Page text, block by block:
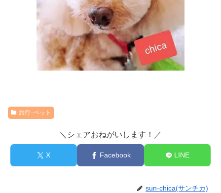
旅行･ペット
＼シェアおねがいします！／
X Facebook LINE
sun-chica(サンチカ)